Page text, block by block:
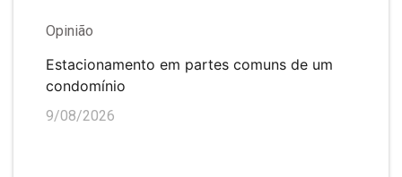
Opinião
Estacionamento em partes comuns de um
condomínio
9/08/2026